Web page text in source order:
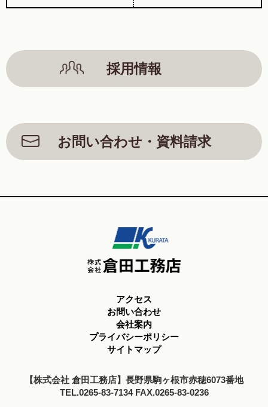
採用情報
お問い合わせ・資料請求
アクセス
お問い合わせ
会社案内
プライバシーポリシー
サイトマップ
【株式会社 倉田工務店】長野県駒ヶ根市赤穂6073番地
TEL.0265-83-7134 FAX.0265-83-0236